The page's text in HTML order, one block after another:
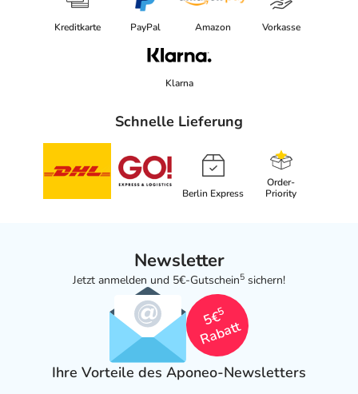
Kreditkarte PayPal Amazon Vorkasse
Klarna
Schnelle Lieferung
Berlin Express
Order-
Priority
Newsletter
Jetzt anmelden und 5€-Gutschein5 sichern!
5€
5
Rabatt
Ihre Vorteile des Aponeo-Newsletters